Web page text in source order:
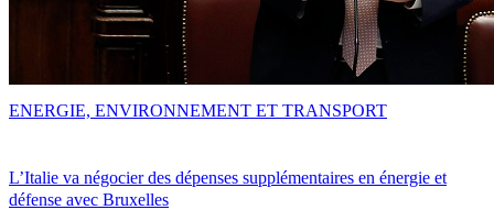
L’Italie va négocier des dépenses supplémentaires en énergie et
défense avec Bruxelles
ENERGIE, ENVIRONNEMENT ET TRANSPORT